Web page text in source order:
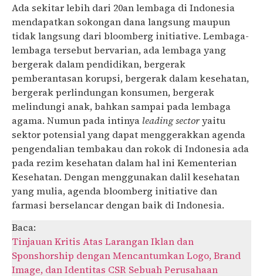
Ada sekitar lebih dari 20an lembaga di Indonesia
mendapatkan sokongan dana langsung maupun
tidak langsung dari bloomberg initiative. Lembaga-
lembaga tersebut bervarian, ada lembaga yang
bergerak dalam pendidikan, bergerak
pemberantasan korupsi, bergerak dalam kesehatan,
bergerak perlindungan konsumen, bergerak
melindungi anak, bahkan sampai pada lembaga
agama. Numun pada intinya leading sectoryaitu
sektor potensial yang dapat menggerakkan agenda
pengendalian tembakau dan rokok di Indonesia ada
pada rezim kesehatan dalam hal ini Kementerian
Kesehatan. Dengan menggunakan dalil kesehatan
yang mulia, agenda bloomberg initiative dan
farmasi berselancar dengan baik di Indonesia.
Baca:
Tinjauan Kritis Atas Larangan Iklan dan
Sponshorship dengan Mencantumkan Logo, Brand
Image, dan Identitas CSR Sebuah Perusahaan